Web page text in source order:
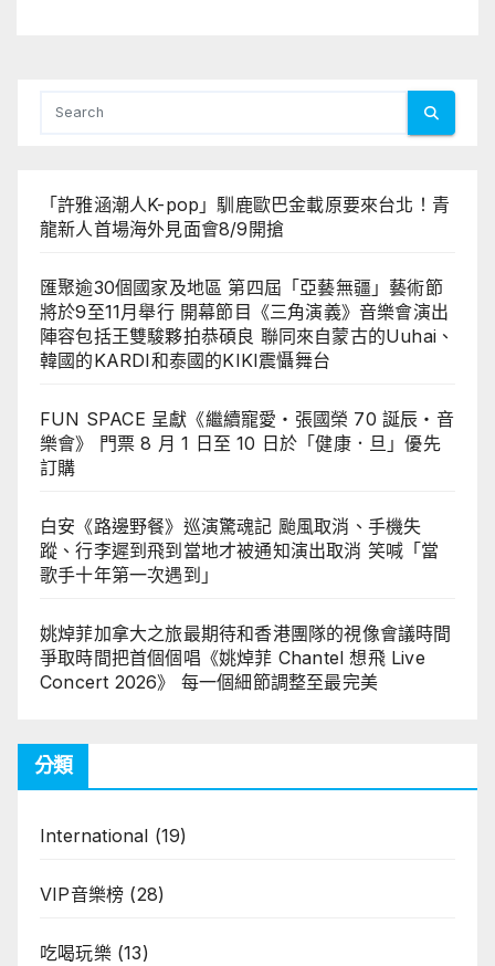
「許雅涵潮人K-pop」馴鹿歐巴金載原要來台北！青
龍新人首場海外見面會8/9開搶
匯聚逾30個國家及地區 第四屆「亞藝無疆」藝術節
將於9至11月舉行 開幕節目《三角演義》音樂會演出
陣容包括王雙駿夥拍恭碩良 聯同來自蒙古的Uuhai、
韓國的KARDI和泰國的KIKI震懾舞台
FUN SPACE 呈獻《繼續寵愛・張國榮 70 誕辰・音
樂會》 門票 8 月 1 日至 10 日於「健康．旦」優先
訂購
白安《路邊野餐》巡演驚魂記 颱風取消、手機失
蹤、行李遲到飛到當地才被通知演出取消 笑喊「當
歌手十年第一次遇到」
姚焯菲加拿大之旅最期待和香港團隊的視像會議時間
爭取時間把首個個唱《姚焯菲 Chantel 想飛 Live
Concert 2026》 每一個細節調整至最完美
分類
International (19)
VIP音樂榜 (28)
吃喝玩樂(13)